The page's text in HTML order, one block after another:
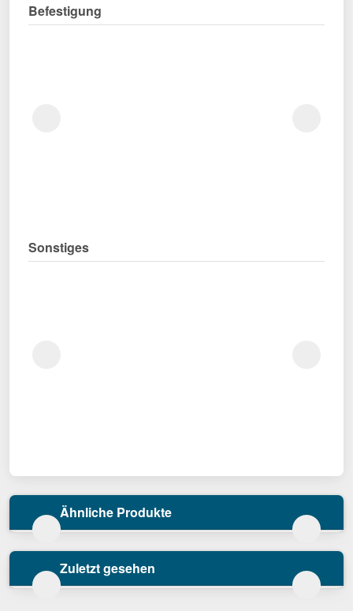
Befestigung
Sonstiges
Ähnliche Produkte
Zuletzt gesehen